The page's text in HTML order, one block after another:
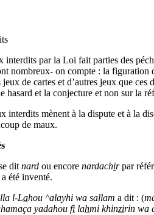
interdits par la Loi fait parties des
nombreux- on compte : la figuration
de cartes et d’autres jeux que ces
hasard et la conjecture et non sur la
interdits mènent à la dispute et à la
de maux.
dit nard ou encore nardachirpar
été inventé.
l-Lahou ^alayhi wa sallam a dit : (
yadahou fi lahmi khinzirin wa